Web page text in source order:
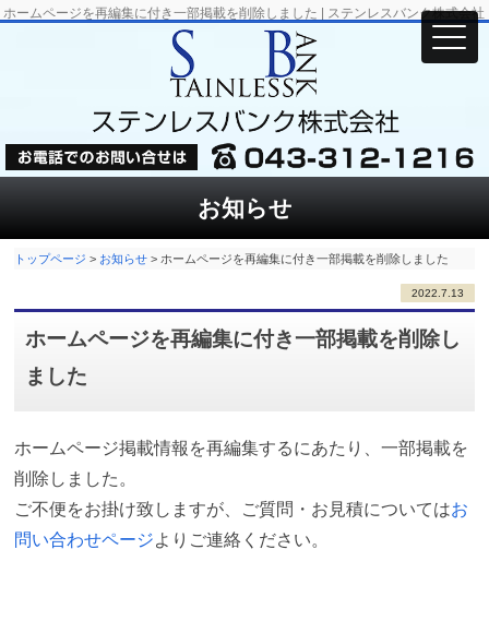
ホームページを再編集に付き一部掲載を削除しました | ステンレスバンク株式会社
お知らせ
トップページ > お知らせ > ホームページを再編集に付き一部掲載を削除しました
2022.7.13
ホームページを再編集に付き一部掲載を削除し
ました
ホームページ掲載情報を再編集するにあたり、一部掲載を
削除しました。
ご不便をお掛け致しますが、ご質問・お見積についてはお
問い合わせページよりご連絡ください。